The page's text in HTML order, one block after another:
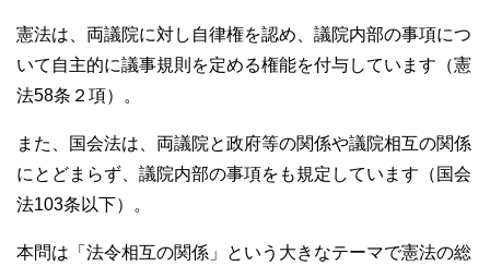
憲法は、両議院に対し自律権を認め、議院内部の事項につ
いて自主的に議事規則を定める権能を付与しています（憲
法58条２項）。
また、国会法は、両議院と政府等の関係や議院相互の関係
にとどまらず、議院内部の事項をも規定しています（国会
法103条以下）。
本問は「法令相互の関係」という大きなテーマで憲法の総